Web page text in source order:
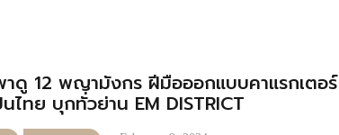
ดู 12 พญามังกร ฝีมือออกแบบคาแรกเตอร์
ไทย บุกทั่วย่าน EM DISTRICT